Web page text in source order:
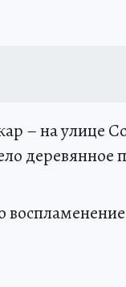
– на улице
деревянное